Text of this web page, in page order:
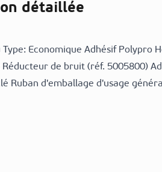
détaillée
Type: Economique Adhésif
de bruit (réf. 5005800)
Ruban d'emballage d'usage